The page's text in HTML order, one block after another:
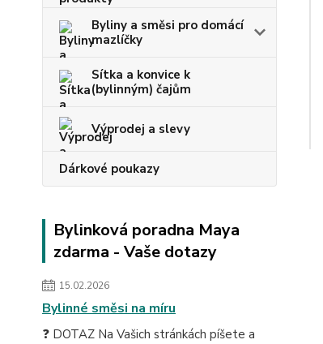
Byliny a směsi pro domácí
mazlíčky
Sítka a konvice k
(bylinným) čajům
Výprodej a slevy
Dárkové poukazy
Bylinková poradna Maya
zdarma - Vaše dotazy
15.02.2026
Bylinné směsi na míru
❓ DOTAZ Na Vašich stránkách píšete a